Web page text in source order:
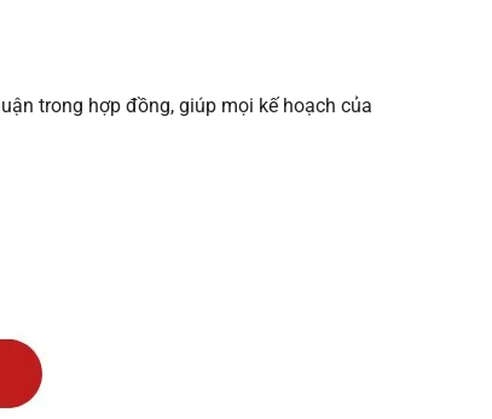
trong hợp đồng, giúp mọi kế hoạch của